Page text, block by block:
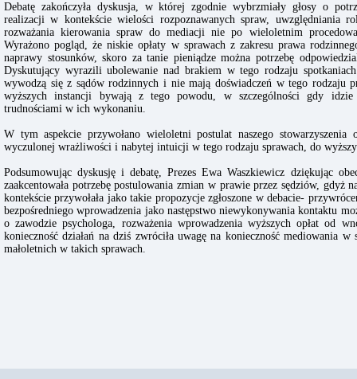
Debatę zakończyła dyskusja, w której zgodnie wybrzmiały głosy o
realizacji w kontekście wielości rozpoznawanych spraw, uwzględniania
rozważania kierowania spraw do mediacji nie po wieloletnim
Wyrażono pogląd, że niskie opłaty w sprawach z zakresu prawa
naprawy stosunków, skoro za tanie pieniądze można potrzebę
Dyskutujący wyrazili ubolewanie nad brakiem w tego rodzaju
wywodzą się z sądów rodzinnych i nie mają doświadczeń w tego rodzaju
wyższych instancji bywają z tego powodu, w szczególności gdy
trudnościami w ich wykonaniu.
W tym aspekcie przywołano wieloletni postulat naszego
wyczulonej wrażliwości i nabytej intuicji w tego rodzaju sprawach, do
Podsumowując dyskusję i debatę, Prezes Ewa Waszkiewicz dziękując
zaakcentowała potrzebę postulowania zmian w prawie przez sędziów, gdyż
kontekście przywołała jako takie propozycje zgłoszone w debacie-
bezpośredniego wprowadzenia jako następstwo niewykonywania kontaktu
o zawodzie psychologa, rozważenia wprowadzenia wyższych opłat od
konieczność działań na dziś zwróciła uwagę na konieczność mediowania
małoletnich w takich sprawach.